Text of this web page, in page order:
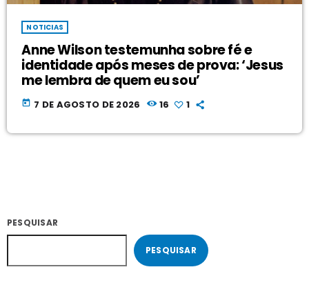
NOTICIAS
Anne Wilson testemunha sobre fé e
identidade após meses de prova: ‘Jesus
me lembra de quem eu sou’
today 7 DE AGOSTO DE 2026 16 1
PESQUISAR
PESQUISAR